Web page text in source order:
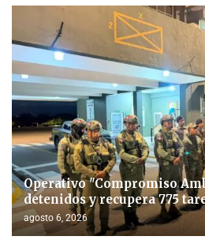
Operativo "Compromiso
detenidos y recupera 775
agosto 6, 2026